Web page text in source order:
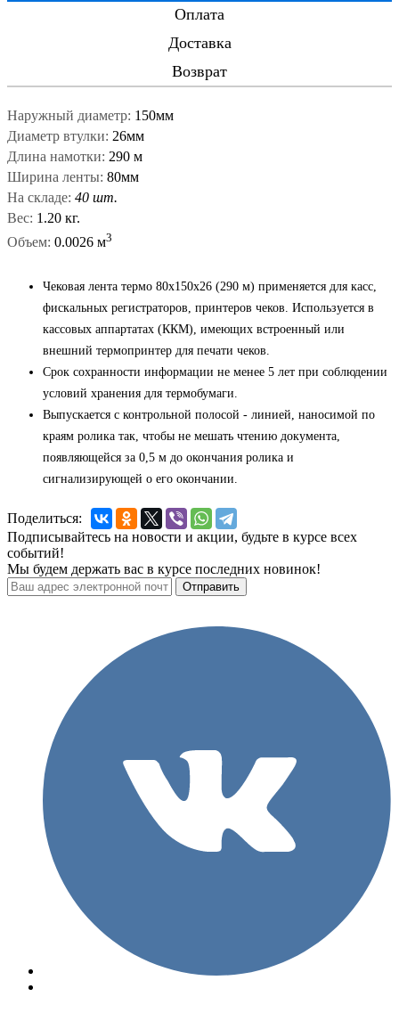
Оплата
Доставка
Возврат
Наружный диаметр: 150мм
Диаметр втулки: 26мм
Длина намотки: 290 м
Ширина ленты: 80мм
На складе: 40 шт.
Вес: 1.20 кг.
Объем: 0.0026 м3
Чековая лента термо 80х150х26 (290 м) применяется для касс,
фискальных регистраторов, принтеров чеков. Используется в
кассовых аппартатах (ККМ), имеющих встроенный или
внешний термопринтер для печати чеков.
Срок сохранности информации не менее 5 лет при соблюдении
условий хранения для термобумаги.
Выпускается с контрольной полосой - линией, наносимой по
краям ролика так, чтобы не мешать чтению документа,
появляющейся за 0,5 м до окончания ролика и
сигнализирующей о его окончании.
Поделиться:
Подписывайтесь на новости и акции, будьте в курсе всех
событий!
Мы будем держать вас в курсе последних новинок!